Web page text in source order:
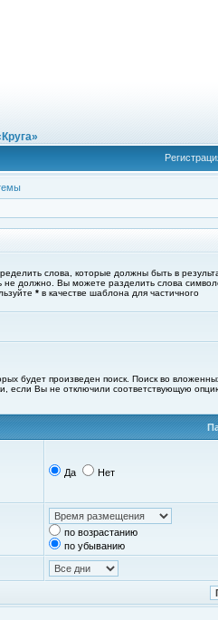
слова, которые должны быть в
не должно. Вы можете разделить слова
* в качестве шаблона для частичного
будет произведен поиск. Поиск во
если Вы не отключили соответствующую
Да Нет
по возрастанию
по убыванию